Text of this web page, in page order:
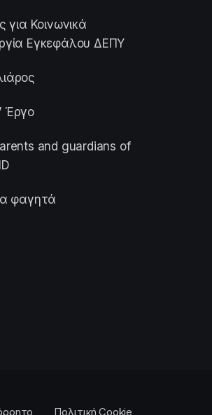
για Κοινωνικά
Εγκεφάλου ΔΕΠΥ
Έργο
and guardians of
φαγητά
Πολιτική Cookie